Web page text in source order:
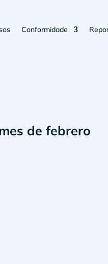
Conformidade
de febrero